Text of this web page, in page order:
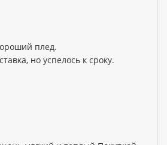
плед.
но успелось к сроку.